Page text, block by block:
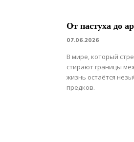
От пастуха до
07.06.2026
В мире, который
стирают границы
жизнь остаётся
предков.